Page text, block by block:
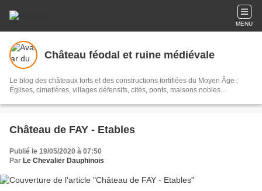
MENU
Château féodal et ruine médiévale
Le blog des châteaux forts et des constructions fortifiées du Moyen Âge :
Églises, cimetières, villages défensifs, cités, ponts, maisons nobles...
Château de FAY - Etables
Publié le 19/05/2020 à 07:50
Par Le Chevalier Dauphinois